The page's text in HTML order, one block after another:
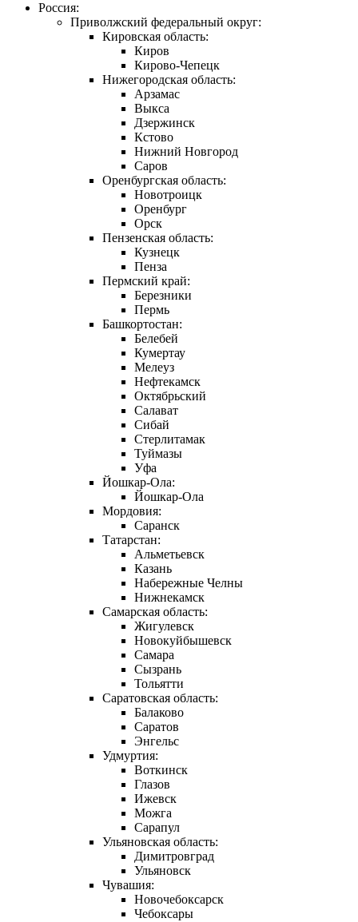
Россия:
Приволжский федеральный округ:
Кировская область:
Киров
Кирово-Чепецк
Нижегородская область:
Арзамас
Выкса
Дзержинск
Кстово
Нижний Новгород
Саров
Оренбургская область:
Новотроицк
Оренбург
Орск
Пензенская область:
Кузнецк
Пенза
Пермский край:
Березники
Пермь
Башкортостан:
Белебей
Кумертау
Мелеуз
Нефтекамск
Октябрьский
Салават
Сибай
Стерлитамак
Туймазы
Уфа
Йошкар-Ола:
Йошкар-Ола
Мордовия:
Саранск
Татарстан:
Альметьевск
Казань
Набережные Челны
Нижнекамск
Самарская область:
Жигулевск
Новокуйбышевск
Самара
Сызрань
Тольятти
Саратовская область:
Балаково
Саратов
Энгельс
Удмуртия:
Воткинск
Глазов
Ижевск
Можга
Сарапул
Ульяновская область:
Димитровград
Ульяновск
Чувашия:
Новочебоксарск
Чебоксары